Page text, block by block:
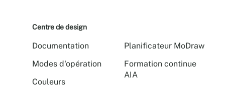
Centre de design
Documentation
Modes d'opération
Couleurs
Planificateur MoDraw
Formation continue
AIA